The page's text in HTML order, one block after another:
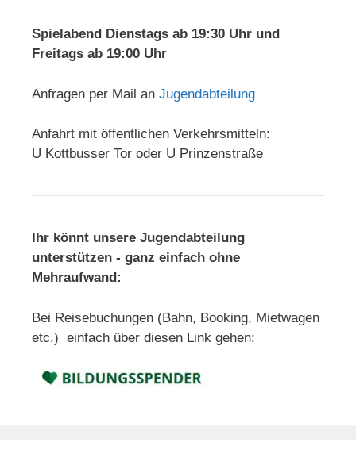
Spielabend Dienstags ab 19:30 Uhr und
Freitags ab 19:00 Uhr
Anfragen per Mail an Jugendabteilung
Anfahrt mit öffentlichen Verkehrsmitteln:
U Kottbusser Tor oder U Prinzenstraße
Ihr könnt unsere Jugendabteilung
unterstützen - ganz einfach ohne
Mehraufwand:
Bei Reisebuchungen (Bahn, Booking, Mietwagen
etc.) einfach über diesen Link gehen: